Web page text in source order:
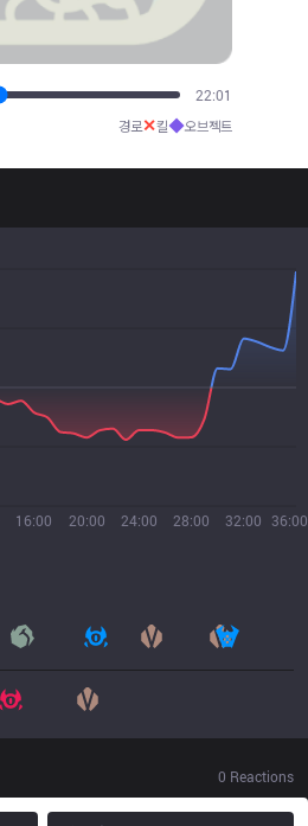
24:16
경로✕킬◆오브젝트
16:00 20:00 24:00 28:00 32:00 36:00
0 Reactions